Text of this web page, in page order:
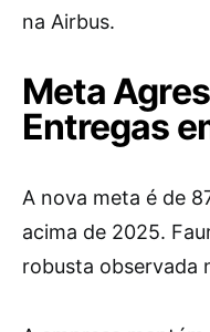
na Airbus.
Meta
Entregas
A nova meta é de
acima de 2025.
robusta observada